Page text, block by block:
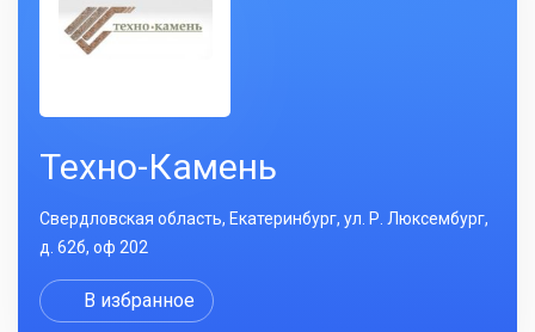
Техно-Камень
Свердловская область, Екатеринбург, ул. Р. Люксембург,
д. 62б, оф 202
В избранное